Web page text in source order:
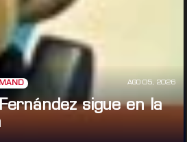
AGO 05, 2026
sigue en la